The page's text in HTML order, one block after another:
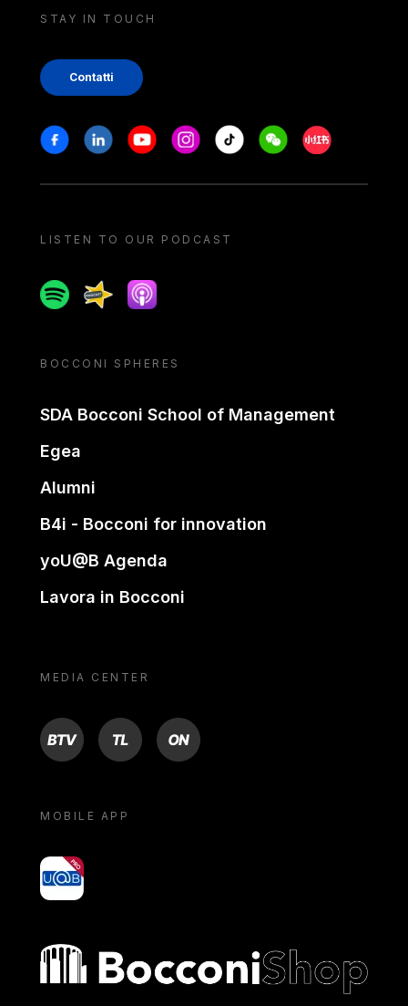
STAY IN TOUCH
Contatti
Stay in touch
FacebookLinkedinYoutubeInstagram
Tiktok WeechatXiaohongshu/
LISTEN TO OUR PODCAST
SpotifySpreakerApple podcast
BOCCONI SPHERES
SDA Bocconi School of Management
Egea
Alumni
B4i - Bocconi for innovation
yoU@B Agenda
Lavora in Bocconi
MEDIA CENTER
BTV TL ON
MOBILE APP
yoU@B
Bocconi shop